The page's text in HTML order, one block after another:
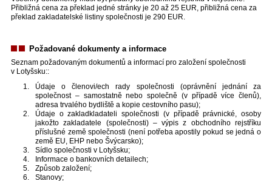
Přibližná cena za překlad jedné stránky je 20 až 25 EUR, přibližná cena za
překlad zakladatelské listiny společnosti je 290 EUR.
Požadované dokumenty a informace
Seznam požadovaným dokumentů a informací pro založení společnosti
v Lotyšsku::
Údaje o členovi/ech rady společnosti (oprávnění jednání za
společnost – samostatně nebo společně (v případě více členů),
adresa trvalého bydliště a kopie cestovního pasu);
Údaje o zakladkladateli společnosti (v případě právnické, osoby
jakožto zakladatele (společnosti) – výpis z obchodního rejstříku
příslušné země společnosti (není potřeba apostily pokud se jedná o
země EU, EHP nebo Švýcarsko);
Sídlo společnosti v Lotyšsku;
Informace o bankovních detailech;
Způsob založení;
Stanovy;